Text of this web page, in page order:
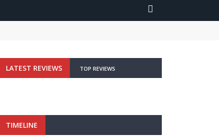
LATEST REVIEWS TOP REVIEWS
TIMELINE